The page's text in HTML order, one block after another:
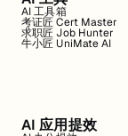
AI 工具箱
考证匠 Cert Master
求职匠 Job Hunter
牛小匠 UniMate AI
AI 应用提效